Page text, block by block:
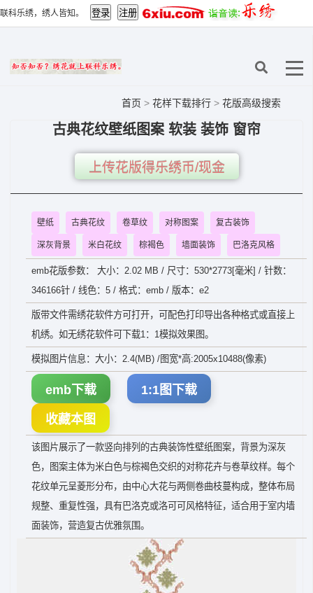
联科乐绣，绣人皆知。
首页 > 花样下载排行 > 花版高级搜索
古典花纹壁纸图案 软装 装饰 窗帘
上传花版得乐绣币/现金
壁纸 古典花纹 卷草纹 对称图案 复古装饰
深灰背景 米白花纹 棕褐色 墙面装饰 巴洛克风格
emb花版参数： 大小：2.02 MB / 尺寸：530*2773[毫米] / 针数：
346166针 / 线色：5 / 格式：emb / 版本：e2
版带文件需绣花软件方可打开，可配色打印导出各种格式或直接上
机绣。如无绣花软件可下载1：1模拟效果图。
模拟图片信息：大小：2.4(MB) /图宽*高:2005x10488(像素)
emb下载 1:1图下载
收藏本图
该图片展示了一款竖向排列的古典装饰性壁纸图案，背景为深灰
色，图案主体为米白色与棕褐色交织的对称花卉与卷草纹样。每个
花纹单元呈菱形分布，由中心大花与两侧卷曲枝蔓构成，整体布局
规整、重复性强，具有巴洛克或洛可可风格特征，适合用于室内墙
面装饰，营造复古优雅氛围。